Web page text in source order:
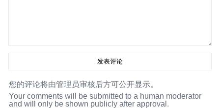
您的评论将由管理员审核后方可公开显示。
Your comments will be submitted to a human moderator
and will only be shown publicly after approval.